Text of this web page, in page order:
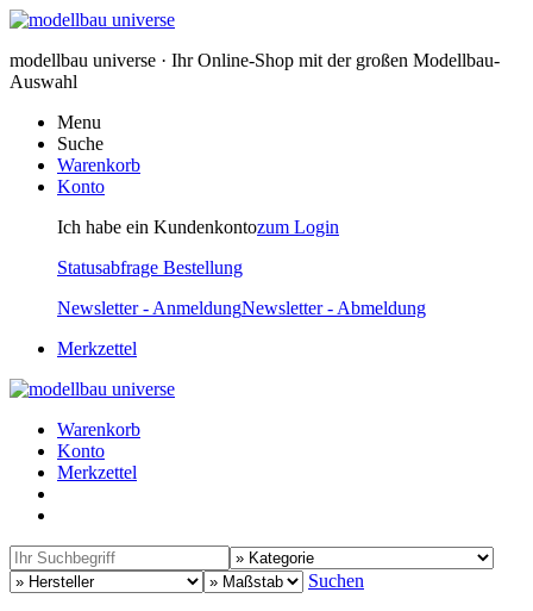
modellbau universe · Ihr Online-Shop mit der großen Modellbau-
Auswahl
Menu
Suche
Warenkorb
Konto
Ich habe ein Kundenkontozum Login
Statusabfrage Bestellung
Newsletter - AnmeldungNewsletter - Abmeldung
Merkzettel
Warenkorb
Konto
Merkzettel
Suchen